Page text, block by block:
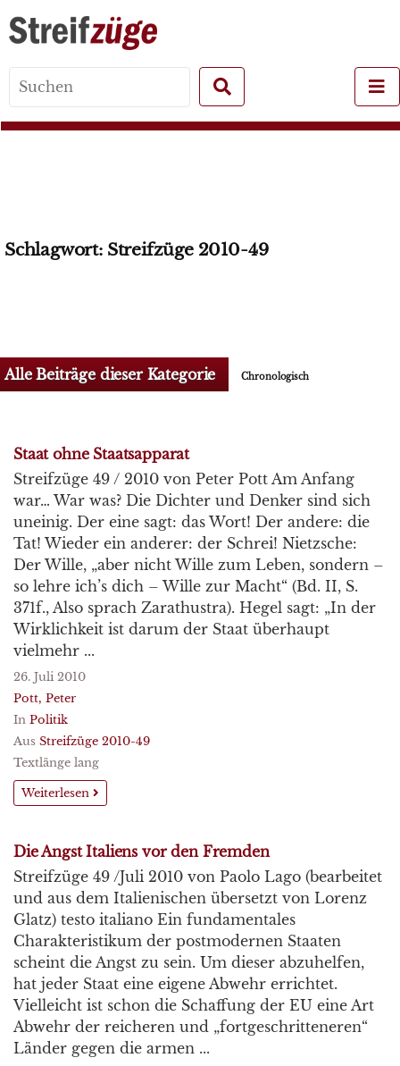
for:
Schlagwort: Streifzüge 2010-49
Alle Beiträge dieser Kategorie Chronologisch
Staat ohne Staatsapparat
Streifzüge 49 / 2010 von Peter Pott Am Anfang
war… War was? Die Dichter und Denker sind sich
uneinig. Der eine sagt: das Wort! Der andere: die
Tat! Wieder ein anderer: der Schrei! Nietzsche:
Der Wille, „aber nicht Wille zum Leben, sondern –
so lehre ich’s dich – Wille zur Macht“ (Bd. II, S.
371f., Also sprach Zarathustra). Hegel sagt: „In der
Wirklichkeit ist darum der Staat überhaupt
vielmehr ...
26. Juli 2010
Pott, Peter
In Politik
Aus Streifzüge 2010-49
Textlänge lang
Weiterlesen
Die Angst Italiens vor den Fremden
Streifzüge 49 /Juli 2010 von Paolo Lago (bearbeitet
und aus dem Italienischen übersetzt von Lorenz
Glatz) testo italiano Ein fundamentales
Charakteristikum der postmodernen Staaten
scheint die Angst zu sein. Um dieser abzuhelfen,
hat jeder Staat eine eigene Abwehr errichtet.
Vielleicht ist schon die Schaffung der EU eine Art
Abwehr der reicheren und „fortgeschritteneren“
Länder gegen die armen ...